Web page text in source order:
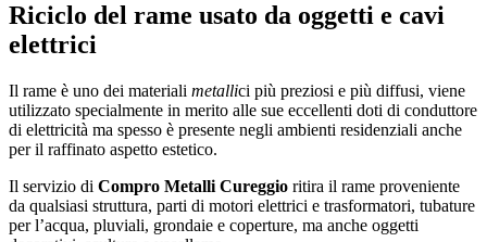
Riciclo del rame usato da oggetti e cavi
elettrici
Il rame è uno dei materiali metallici più preziosi e più diffusi, viene
utilizzato specialmente in merito alle sue eccellenti doti di conduttore
di elettricità ma spesso è presente negli ambienti residenziali anche
per il raffinato aspetto estetico.
Il servizio di Compro Metalli Cureggio ritira il rame proveniente
da qualsiasi struttura, parti di motori elettrici e trasformatori, tubature
per l’acqua, pluviali, grondaie e coperture, ma anche oggetti